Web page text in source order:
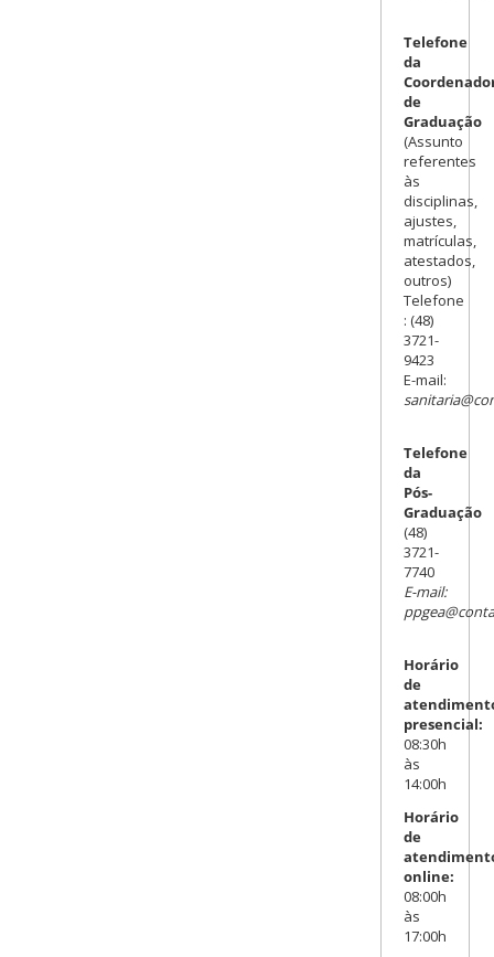
Telefone
da
de
Graduação
(Assunto
referentes
às
disciplinas,
ajustes,
matrículas,
atestados,
outros)
Telefone
: (48)
3721-
9423
E-mail:
Telefone
da
Pós-
Graduação
(48)
3721-
7740
E-mail:
Horário
de
presencial:
08:30h
às
14:00h
Horário
de
online:
08:00h
às
17:00h